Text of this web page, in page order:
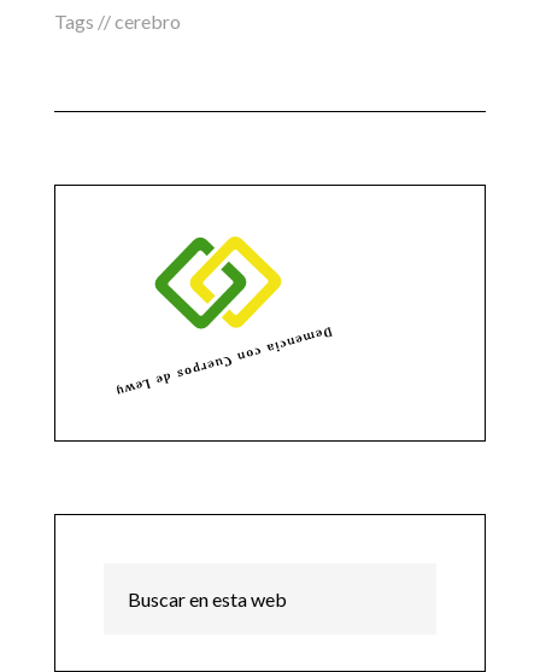
Tags //cerebro